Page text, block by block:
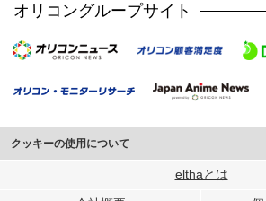
オリコングループサイト
クッキーの使用について
このサイトでは Cookie を使用して、ユーザーに合
elthaとは